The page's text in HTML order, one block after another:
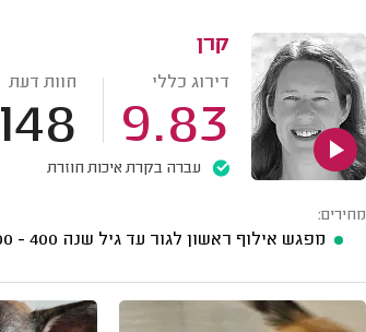
קרן
דירוג כללי
9.83
חוות דעת
148
עברה בקרת איכות חוזרת
מחירים:
מפגש אילוף ראשון לגור עד גיל שנה 400 - 400